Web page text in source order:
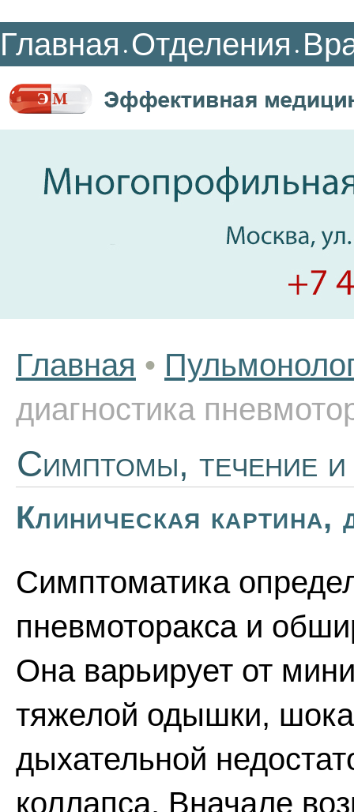
Главная • Отделения •
Главная •
диагностика
Симптомы, течение и
Клиническая картина,
Симптоматика
пневмоторакса и
Она варьирует от
тяжелой одышки,
дыхательной
коллапса. Вначале